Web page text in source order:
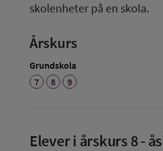
skolenheter på en skola.
Årskurs
Grundskola
7
8 9
Elever i årskurs 8-